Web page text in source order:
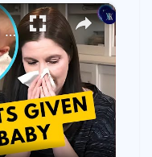
×
Couple Gave Birth To Wrong Baby Due To IVF Mix Up